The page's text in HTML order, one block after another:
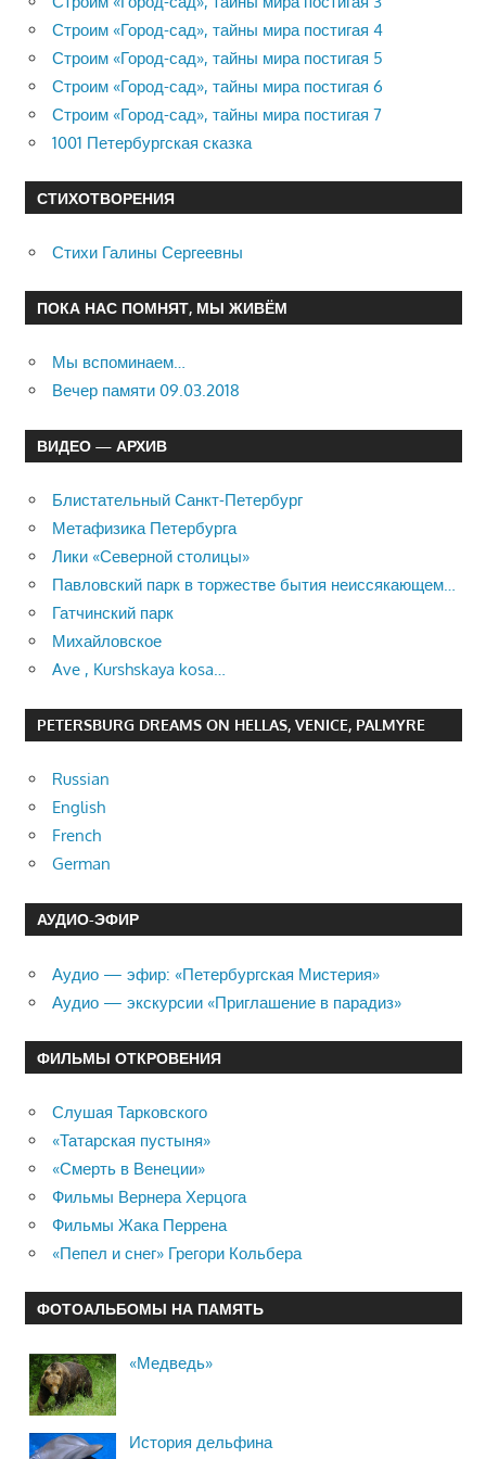
Строим «Город-сад», тайны мира постигая 4
Строим «Город-сад», тайны мира постигая 5
Строим «Город-сад», тайны мира постигая 6
Строим «Город-сад», тайны мира постигая 7
1001 Петербургская сказка
СТИХОТВОРЕНИЯ
Стихи Галины Сергеевны
ПОКА НАС ПОМНЯТ, МЫ ЖИВЁМ
Мы вспоминаем…
Вечер памяти 09.03.2018
ВИДЕО — АРХИВ
Блистательный Санкт-Петербург
Метафизика Петербурга
Лики «Северной столицы»
Павловский парк в торжестве бытия неиссякающем…
Гатчинский парк
Михайловское
Ave , Kurshskaya kosa…
PETERSBURG DREAMS ON HELLAS, VENICE, PALMYRE
Russian
English
French
German
АУДИО-ЭФИР
Аудио — эфир: «Петербургская Мистерия»
Аудио — экскурсии «Приглашение в парадиз»
ФИЛЬМЫ ОТКРОВЕНИЯ
Слушая Тарковского
«Татарская пустыня»
«Смерть в Венеции»
Фильмы Вернера Херцога
Фильмы Жака Перрена
«Пепел и снег» Грегори Кольбера
ФОТОАЛЬБОМЫ НА ПАМЯТЬ
«Медведь»
История дельфина